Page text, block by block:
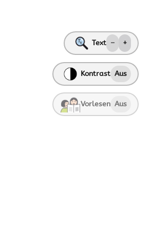
Text – +
Kontrast Aus
Vorlesen Aus